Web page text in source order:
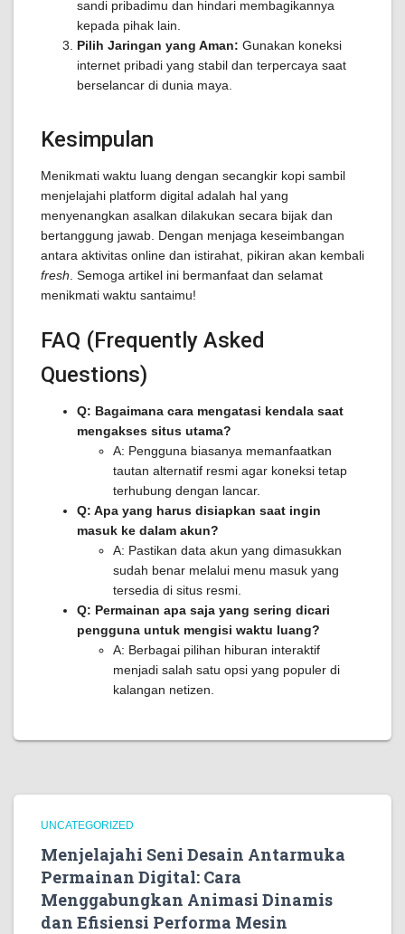
sandi pribadimu dan hindari membagikannya
kepada pihak lain.
Pilih Jaringan yang Aman: Gunakan koneksi
internet pribadi yang stabil dan terpercaya saat
berselancar di dunia maya.
Kesimpulan
Menikmati waktu luang dengan secangkir kopi sambil
menjelajahi platform digital adalah hal yang
menyenangkan asalkan dilakukan secara bijak dan
bertanggung jawab. Dengan menjaga keseimbangan
antara aktivitas online dan istirahat, pikiran akan kembali
fresh . Semoga artikel ini bermanfaat dan selamat
menikmati waktu santaimu!
FAQ (Frequently Asked
Questions)
Q: Bagaimana cara mengatasi kendala saat
mengakses situs utama?
A: Pengguna biasanya memanfaatkan
tautan alternatif resmi agar koneksi tetap
terhubung dengan lancar.
Q: Apa yang harus disiapkan saat ingin
masuk ke dalam akun?
A: Pastikan data akun yang dimasukkan
sudah benar melalui menu masuk yang
tersedia di situs resmi.
Q: Permainan apa saja yang sering dicari
pengguna untuk mengisi waktu luang?
A: Berbagai pilihan hiburan interaktif
menjadi salah satu opsi yang populer di
kalangan netizen.
UNCATEGORIZED
Menjelajahi Seni Desain Antarmuka
Permainan Digital: Cara
Menggabungkan Animasi Dinamis
dan Efisiensi Performa Mesin